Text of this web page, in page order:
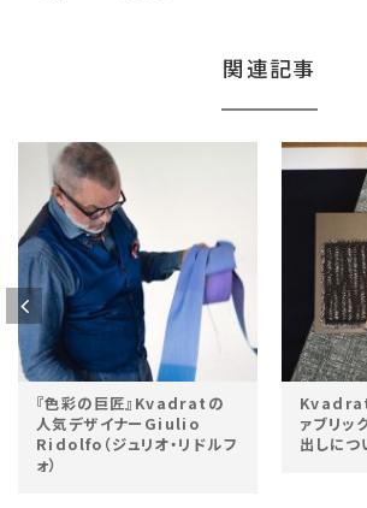
関連記事
『色彩の巨匠』Kvadratの
人気デザイナーGiulio
Ridolfo（ジュリオ・リドルフ
ォ）
Kvadrat
ァブリッ
出しにつ